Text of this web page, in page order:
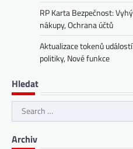
RP Karta Bezpečnost:
nákupy, Ochrana účtů
Aktualizace tokenů
politiky, Nové funkce
Hledat
Search
for:
Archiv